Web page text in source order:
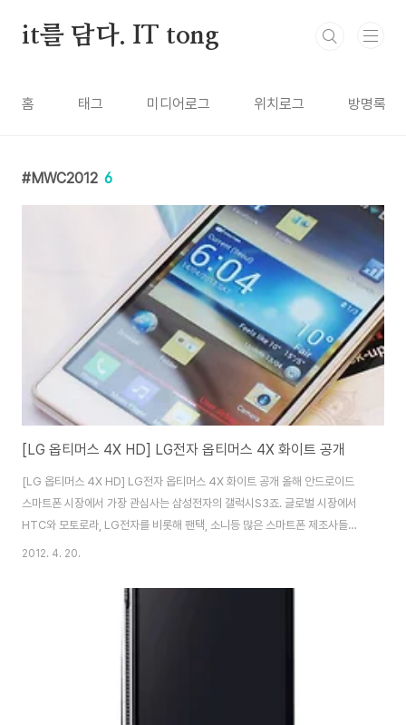
it를 담다. IT tong
홈 태그 미디어로그 위치로그 방명록
MWC2012 6
[LG 옵티머스 4X HD] LG전자 옵티머스 4X 화이트 공개
[LG 옵티머스 4X HD] LG전자 옵티머스 4X 화이트 공개 올해 안드로이드
스마트폰 시장에서 가장 관심사는 삼성전자의 갤럭시S3죠. 글로벌 시장에서
HTC와 모토로라, LG전자를 비롯해 팬택, 소니등 많은 스마트폰 제조사들이
올해 글로벌 전략폰을 줄줄이 발표 또는 출시를 앞두고 있습니다. LG전자의 글
4X HD인데요. 국내에서 삼성의 엑시노스 AP를 탑재한 갤럭시S3와 함께 팬
택의 퀄컴 스냅드래곤S4를 탑재한 베가레이서2와 경쟁할 제품입니다. 옵티머
스4X는 작년 초 세계최초 듀얼코어 스마트폰인 옵티머스2X의 후속제품으로
안드로이드 4.0 아이스크림샌드위치, 1.5GHz 테그라3 쿼드코어와 자연색에
가까운 색재현율, 고해상도를 ..
2012. 4. 20.